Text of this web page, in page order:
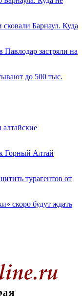
Барнаул. Куда
Павлодар застряли на
до 500 тыс.
Горный Алтай
турагентов от
скоро будут ждать